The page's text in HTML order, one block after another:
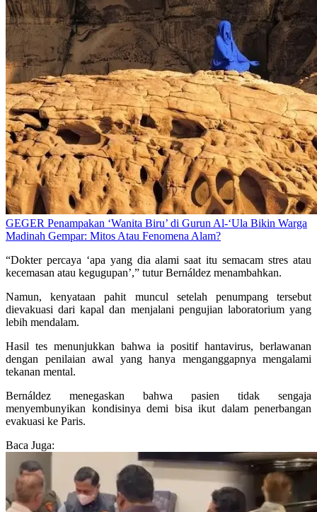
GEGER Penampakan ‘Wanita Biru’ di Gurun Al-‘Ula Bikin Warga
Madinah Gempar: Mitos Atau Fenomena Alam?
“Dokter percaya ‘apa yang dia alami saat itu semacam stres atau
kecemasan atau kegugupan’,” tutur Bernáldez menambahkan.
Namun, kenyataan pahit muncul setelah penumpang tersebut
dievakuasi dari kapal dan menjalani pengujian laboratorium yang
lebih mendalam.
Hasil tes menunjukkan bahwa ia positif hantavirus, berlawanan
dengan penilaian awal yang hanya menganggapnya mengalami
tekanan mental.
Bernáldez menegaskan bahwa pasien tidak sengaja
menyembunyikan kondisinya demi bisa ikut dalam penerbangan
evakuasi ke Paris.
Baca Juga: